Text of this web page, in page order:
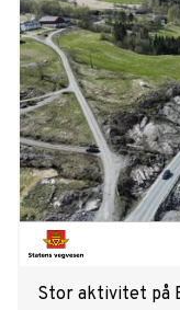
Stor aktivitet på